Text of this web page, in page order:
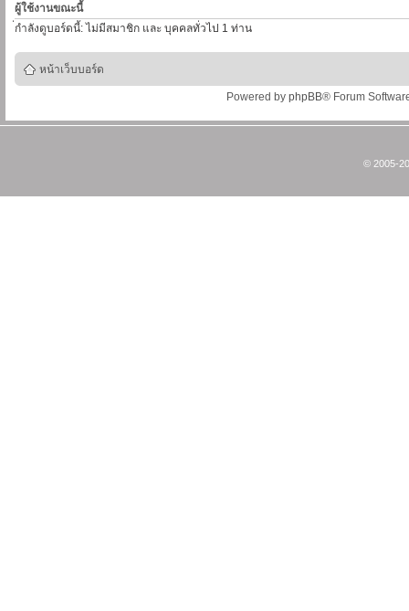
ผู้ใช้งานขณะนี้
่กำลังดูบอร์ดนี้: ไม่มีสมาชิก และ บุคคลทั่วไป 1 ท่าน
หน้าเว็บบอร์ด
Powered by phpBB® Forum
© 2005-